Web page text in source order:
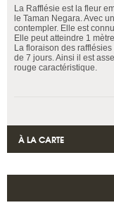
La Rafflésie est la fleur
le Taman Negara. Avec
contempler. Elle est
Elle peut atteindre 1
La floraison des
de 7 jours. Ainsi il est
rouge caractéristique.
À LA CARTE